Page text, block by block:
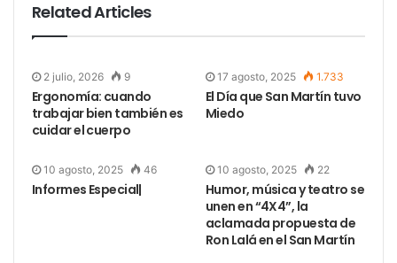
Bajo el nombre artístico de Guy Williams, participó
de varias producciones cinematográficas donde
interpretó roles secundarios. Conoció el éxito
encarnando a don Diego de la Vega en la popular
serie El Zorro, que financió Disney entre 1957 y
1959.
En los años que siguieron, Williams interpretó
diferentes papeles en Bonanza y Perdidos en el
espacio. Lejos de la popularidad que experimentó
con El Zorro, de a poco se retiró de la actuación. En
Related Articles
2 julio, 2026 9
Ergonomía: cuando
trabajar bien también es
cuidar el cuerpo
17 agosto, 2025 1.733
El Día que San Martín tuvo
Miedo
10 agosto, 2025 46
Informes Especial|
10 agosto, 2025 22
Humor, música y teatro se
unen en “4X4”, la
aclamada propuesta de
Ron Lalá en el San Martín